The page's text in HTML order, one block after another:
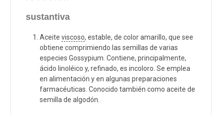
sustantiva
Aceite viscoso, estable, de color amarillo, que see
obtiene comprimiendo las semillas de varias
especies Gossypium. Contiene, principalmente,
ácido linoléico y, refinado, es incoloro. Se emplea
en alimentación y en algunas preparaciones
farmacéuticas. Conocido también como aceite de
semilla de algodón.